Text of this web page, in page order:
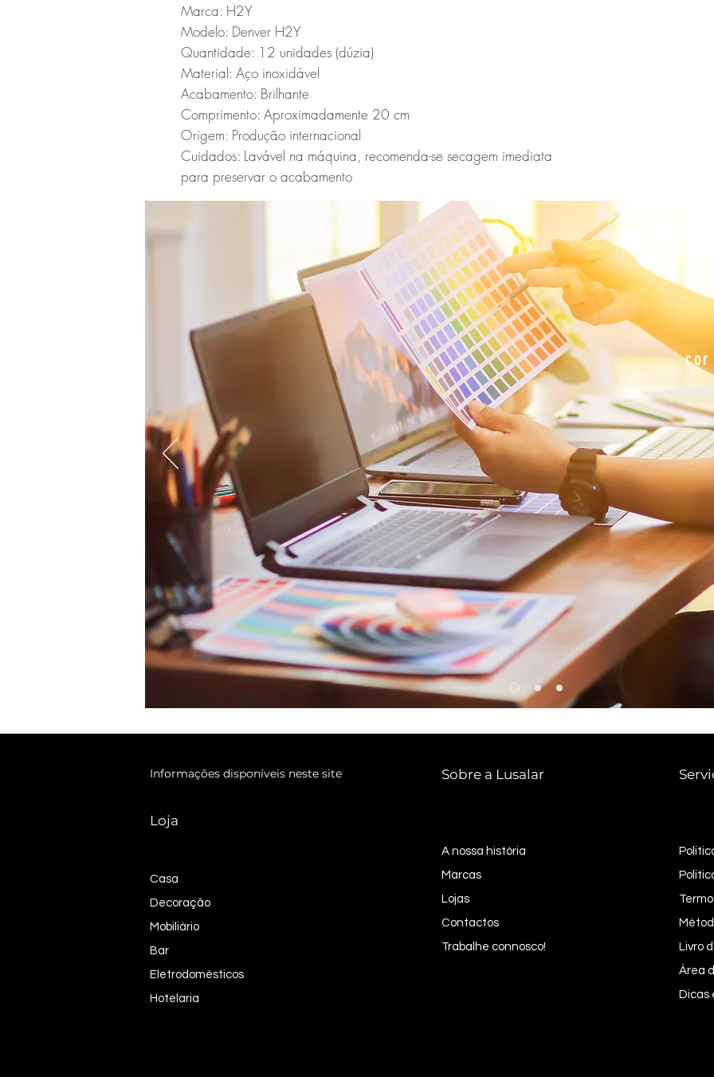
Marca: H2Y
Modelo: Denver H2Y
Quantidade: 12 unidades (dúzia)
Material: Aço inoxidável
Acabamento: Brilhante
Comprimento: Aproximadamente 20 cm
Origem: Produção internacional
Cuidados: Lavável na máquina, recomenda-se secagem imediata
para preservar o acabamento
cor
Informações disponíveis neste site
Loja
Sobre a Lusalar
Casa
Decoração
Mobiliário
Bar
Eletrodomésticos
Hotelaria
A nossa história
Marcas
Lojas
Contactos
Trabalhe connosco!
Livro
Área
Dicas